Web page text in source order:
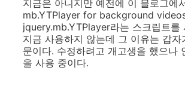
지금은 아니지만 예전에 이 블로그에
mb.YTPlayer for background
jquery.mb.YTPlayer라는 스크립트를
지금 사용하지 않는데 그 이유는 갑자
문이다. 수정하려고 개고생을 했으나
을 사용 중이다.